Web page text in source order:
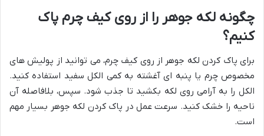
چگونه لکه جوهر را از روی کیف چرم پاک
کنیم؟
برای پاک کردن لکه جوهر از روی کیف چرم، می توانید از پولیش های
مخصوص چرم یا پنبه ای آغشته به کمی الکل سفید استفاده کنید.
الکل را به آرامی روی لکه بکشید تا جذب شود. سپس، بلافاصله آن
ناحیه را خشک کنید. سرعت عمل در پاک کردن لکه جوهر بسیار مهم
است.